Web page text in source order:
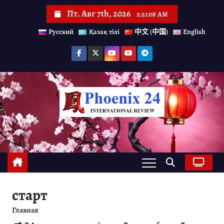
й
т
и
к
с
о
Пт. Авг 7th, 2026
2:21:10 AM
Русский
Қазақ тілі 中文 (中国) English
старт
Главная